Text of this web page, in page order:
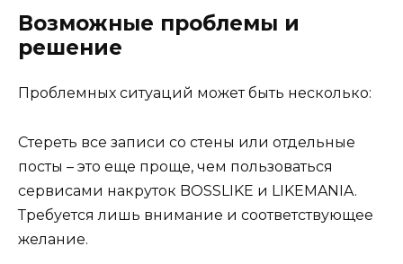
Возможные проблемы и
решение
Проблемных ситуаций может быть несколько:
Стереть все записи со стены или отдельные
посты – это еще проще, чем пользоваться
сервисами накруток BOSSLIKE и LIKEMANIA.
Требуется лишь внимание и соответствующее
желание.